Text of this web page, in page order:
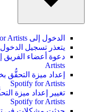
الدخول إلى Spotify for Artists
يتعذر تسجيل الدخول
Artists
إعداد ميزة التحقُّق
Spotify for Artists
تغيير إعداد ميزة
Spotify for Artists